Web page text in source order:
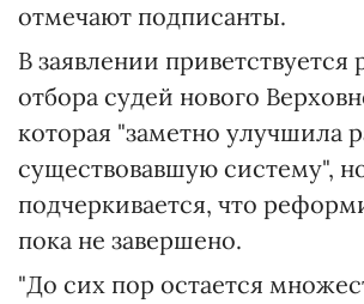
отмечают подписанты.
В заявлении
отбора судей нового
которая "заметно улучшила
существовавшую систему",
подчеркивается, что
пока не завершено.
"До сих пор остается